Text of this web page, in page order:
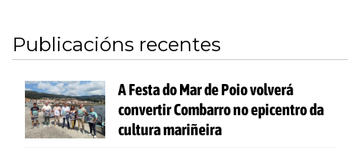
Publicacións recentes
A Festa do Mar de Poio volverá
convertir Combarro no epicentro da
cultura mariñeira